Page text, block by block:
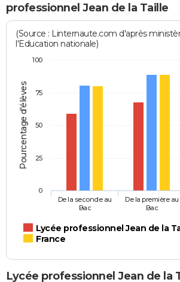
professionnel Jean de la Taille
Pourcentage d'élèves
(Source : Linternaute.com d'après
l'Education nationale)
Lycée professionnel Jean de la
France
De la seconde au
Bac
De la première au
Bac
0
25
50
75
100
Lycée professionnel Jean de la